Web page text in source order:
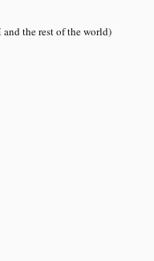
the rest of the world)